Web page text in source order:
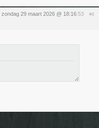
zondag 29 maart 2026 @ 18:16:53 #4